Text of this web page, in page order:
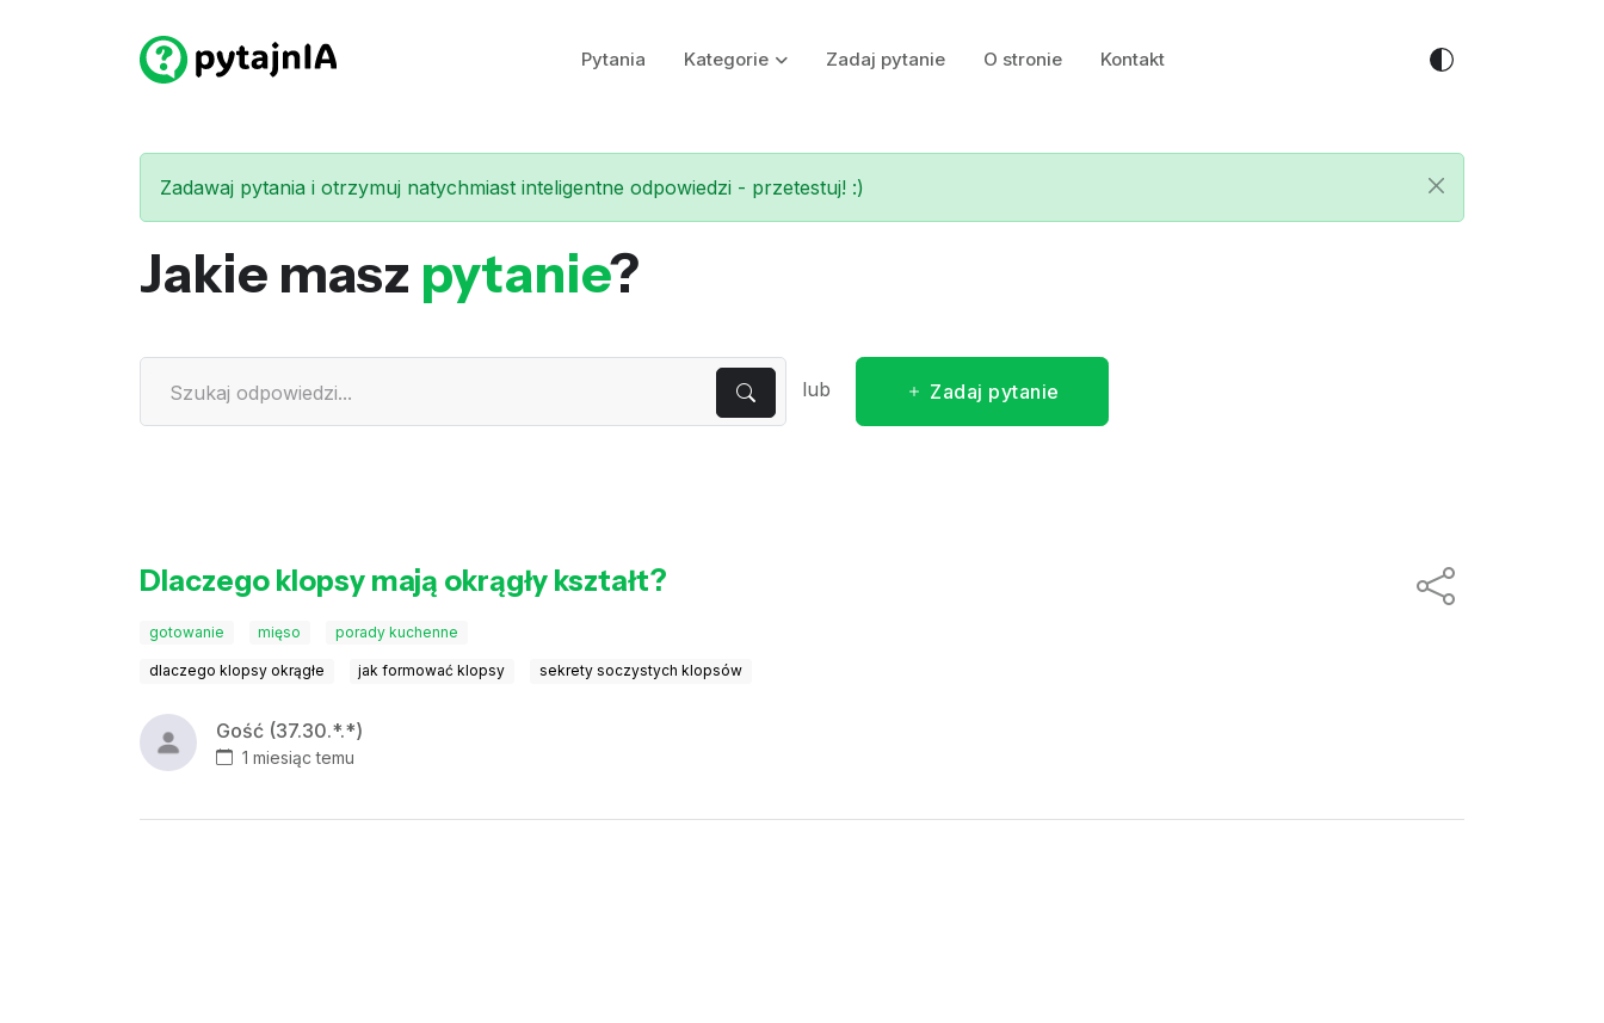
Pytania Kategorie Zadaj pytanie O stronie Kontakt
Zadawaj pytania i otrzymuj natychmiast inteligentne odpowiedzi - przetestuj! :)
Jakie masz pytanie?
lub Zadaj pytanie
Dlaczego klopsy mają okrągły kształt?
gotowanie mięso porady kuchenne
dlaczego klopsy okrągłe jak formować klopsy sekrety soczystych klopsów
Gość (37.30.*.*)
1 miesiąc temu